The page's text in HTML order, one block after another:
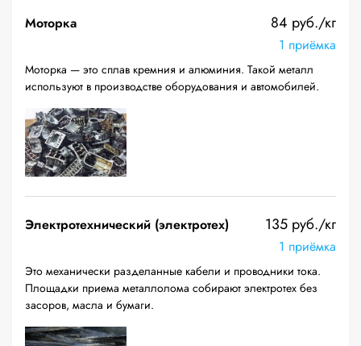
Моторка 84 руб./кг
1 приёмка
Моторка — это сплав кремния и алюминия. Такой металл
используют в производстве оборудования и автомобилей.
Электротехнический (электротех) 135 руб./кг
1 приёмка
Это механически разделанные кабели и проводники тока.
Площадки приема металлолома собирают электротех без
засоров, масла и бумаги.